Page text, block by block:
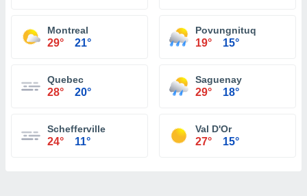
Montreal
29° 21°
Povungnituq
19° 15°
Quebec
28° 20°
Saguenay
29° 18°
Schefferville
24° 11°
Val D'Or
27° 15°